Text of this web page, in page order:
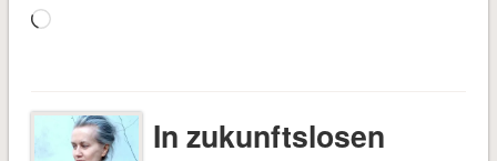
Wird
In zukunftslosen